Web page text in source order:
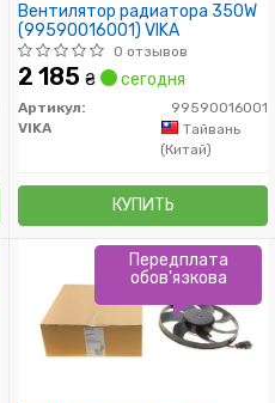
Вентилятор радиатора 350W
(99590016001) VIKA
0 отзывов
2 185 ₴ сегодня
Артикул:
99590016001
VIKA
Тайвань
(Китай)
КУПИТЬ
Передплата
обов'язкова